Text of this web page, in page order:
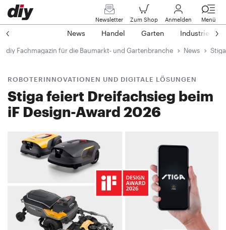
Newsletter Zum Shop Anmelden Menü
News Handel Garten Industrie
diy Fachmagazin für die Baumarkt- und Gartenbranche News
ROBOTERINNOVATIONEN UND DIGITALE LÖSUNGEN
Stiga feiert Dreifachsieg beim
iF Design-Award 2026